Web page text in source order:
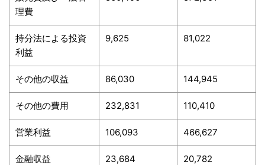
理費
持分法による投資
利益
9,625 81,022
その他の収益 86,030 144,945
その他の費用 232,831 110,410
営業利益 106,093 466,627
金融収益 23,684 20,782